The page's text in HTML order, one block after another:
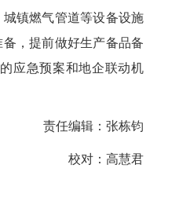
镇燃气管道等设备设施
，提前做好生产备品备
应急预案和地企联动机
责任编辑：张栋钧
校对：高慧君